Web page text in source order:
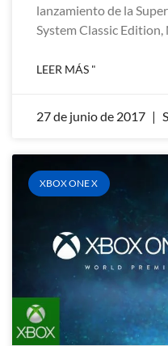
lanzamiento de la
System Classic
LEER MÁS "
27 de junio de 2017
XBOX ONE X